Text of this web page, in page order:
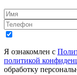
Я ознакомлен с
политикой
обработку